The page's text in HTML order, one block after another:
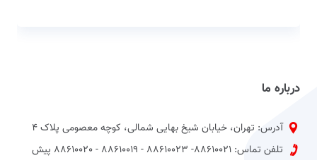
درباره ما
آدرس: تهران، خیابان شیخ بهایی شمالی، کوچه معصومی پلاک 4
تلفن تماس: 88610021- 88610023 - 88610019 - 88610020 پیش